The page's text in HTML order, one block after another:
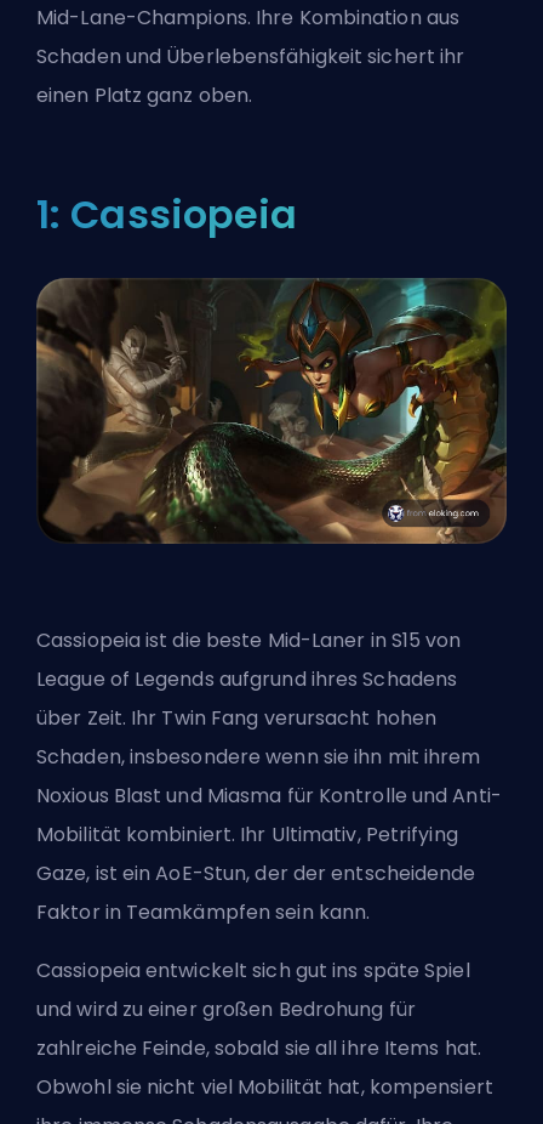
Mid-Lane-Champions. Ihre Kombination aus
Schaden und Überlebensfähigkeit sichert ihr
einen Platz ganz oben.
1: Cassiopeia
Cassiopeia ist die beste Mid-Laner in S15 von
League of Legends aufgrund ihres Schadens
über Zeit. Ihr Twin Fang verursacht hohen
Schaden, insbesondere wenn sie ihn mit ihrem
Noxious Blast und Miasma für Kontrolle und Anti-
Mobilität kombiniert. Ihr Ultimativ, Petrifying
Gaze, ist ein AoE-Stun, der der entscheidende
Faktor in Teamkämpfen sein kann.
Cassiopeia entwickelt sich gut ins späte Spiel
und wird zu einer großen Bedrohung für
zahlreiche Feinde, sobald sie all ihre Items hat.
Obwohl sie nicht viel Mobilität hat, kompensiert